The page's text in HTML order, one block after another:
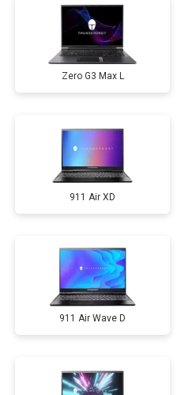
Zero G3 Max L
911 Air XD
911 Air Wave D